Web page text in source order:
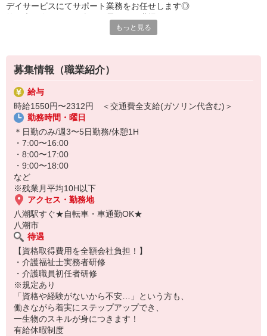
デイサービスにてサポート業務をお任せします◎
・生活相談/お話相手
・食事の提供/介助
・ご自宅までの送迎（できる方のみ） など
働く時間は日勤帯のみ！勤務は週3日からOKなので、プライベート
との両立らくらくです♪
まずは気軽にご応募を♪
もっと見る
募集情報（職業紹介）
給与
時給1550円〜2312円 ＜交通費全支給(ガソリン代含む)＞
勤務時間・曜日
＊日勤のみ/週3〜5日勤務/休憩1H
・7:00〜16:00
・8:00〜17:00
・9:00〜18:00
など
※残業月平均10H以下
アクセス・勤務地
八潮駅すぐ★自転車・車通勤OK★
八潮市
待遇
【資格取得費用を全額会社負担！】
・介護福祉士実務者研修
・介護職員初任者研修
※規定あり
「資格や経験がないから不安…」という方も、
働きながら着実にステップアップでき、
一生物のスキルが身につきます！
有給休暇制度